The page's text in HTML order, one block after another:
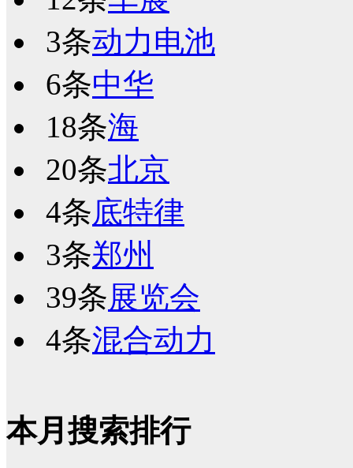
3条动力电池
6条中华
18条海
20条北京
4条底特律
3条郑州
39条展览会
4条混合动力
本月搜索排行